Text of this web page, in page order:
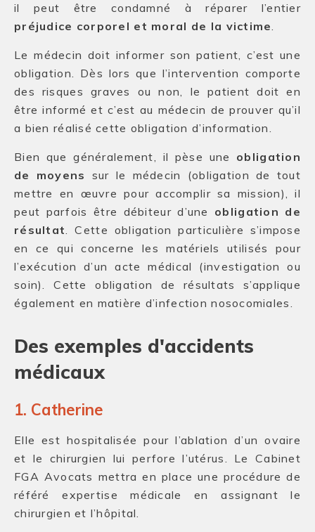
il peut être condamné à réparer l’entier
préjudice corporel et moral de la victime.
Le médecin doit informer son patient, c’est une
obligation. Dès lors que l’intervention comporte
des risques graves ou non, le patient doit en
être informé et c’est au médecin de prouver qu’il
a bien réalisé cette obligation d’information.
Bien que généralement, il pèse une obligation
de moyens sur le médecin (obligation de tout
mettre en œuvre pour accomplir sa mission), il
peut parfois être débiteur d’une obligation de
résultat. Cette obligation particulière s’impose
en ce qui concerne les matériels utilisés pour
l’exécution d’un acte médical (investigation ou
soin). Cette obligation de résultats s’applique
également en matière d’infection nosocomiales.
Des exemples d'accidents
médicaux
1. Catherine
Elle est hospitalisée pour l’ablation d’un ovaire
et le chirurgien lui perfore l’utérus. Le Cabinet
FGA Avocats mettra en place une procédure de
référé expertise médicale en assignant le
chirurgien et l’hôpital.